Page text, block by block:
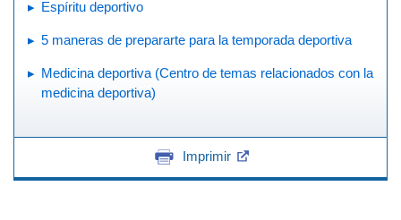
Espíritu deportivo
5 maneras de prepararte para la temporada deportiva
Medicina deportiva (Centro de temas relacionados con la
medicina deportiva)
Imprimir